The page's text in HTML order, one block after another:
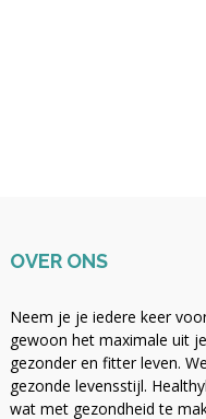
OVER ONS
Neem je je iedere keer
gewoon het maximale uit
gezonder en fitter leven.
gezonde levensstijl.
wat met gezondheid te